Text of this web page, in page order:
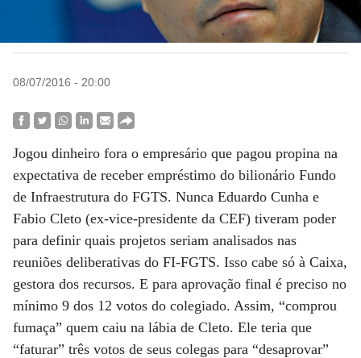
08/07/2016 - 20:00
Jogou dinheiro fora o empresário que pagou propina na
expectativa de receber empréstimo do bilionário Fundo
de Infraestrutura do FGTS. Nunca Eduardo Cunha e
Fabio Cleto (ex-vice-presidente da CEF) tiveram poder
para definir quais projetos seriam analisados nas
reuniões deliberativas do FI-FGTS. Isso cabe só à Caixa,
gestora dos recursos. E para aprovação final é preciso no
mínimo 9 dos 12 votos do colegiado. Assim, “comprou
fumaça” quem caiu na lábia de Cleto. Ele teria que
“faturar” três votos de seus colegas para “desaprovar”